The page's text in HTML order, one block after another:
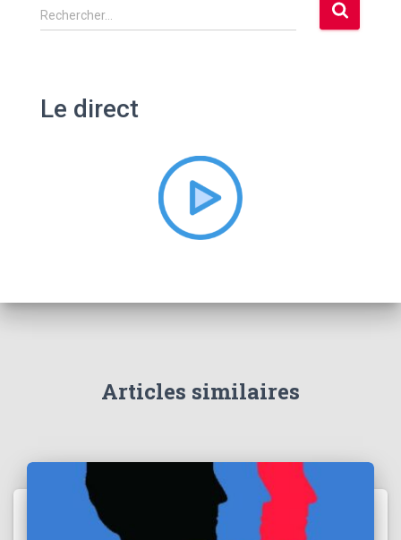
R
e
Rechercher…
Le direct
Articles similaires